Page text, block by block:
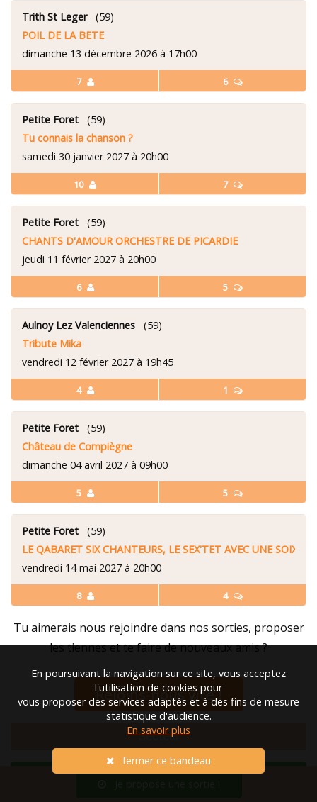
7 6
Trith St Leger(59)
POIL DE LA BETE
dimanche 13 décembre 2026 à 17h00
10 7
Petite Foret (59)
Tu connais la chanson ?
samedi 30 janvier 2027 à 20h00
6 5
Petite Foret (59)
CHANTS D'AMOUR ORCHESTRE DE PICARDIE
jeudi 11 février 2027 à 20h00
4 1
Aulnoy Lez Valenciennes (59)
Tribute Mika
vendredi 12 février 2027 à 19h45
5 5
Petite Foret (59)
Château de Compiègne
dimanche 04 avril 2027 à 09h00
8 4
Petite Foret (59)
LE QABARET SIX CHANTEURS, LE SEX'TET AVEC UNE
vendredi 14 mai 2027 à 20h00
Tu aimerais nous rejoindre dans nos sorties, proposer
les tiennes et te faire de nouveaux amis ?
Rejoins-nous vite !
Secteur
sorties de / sur Saint-Omer / Dunkerque et sa région
En poursuivant la navigation sur ce site, vous acceptez
l'utilisation de cookies pour
vous proposer des services adaptés et à des fins de mesure
statistique d'audience.
En savoir plus
fermer ce bandeau